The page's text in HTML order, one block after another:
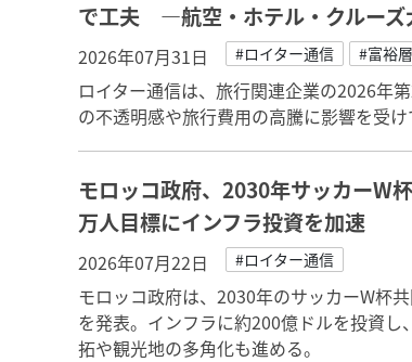
で工夫 ―航空・ホテル・クルーズ
2026年07月31日 #ロイター通信 #富裕
ロイター通信は、旅行関連企業の2026年
の不透明感や旅行費用の高騰に影響を受け
モロッコ政府、2030年サッカーW
万人目標にインフラ投資を加速
2026年07月22日 #ロイター通信
モロッコ政府は、2030年のサッカーW杯
を発表。インフラに約200億ドルを投資
拓や観光地の多角化も進める。